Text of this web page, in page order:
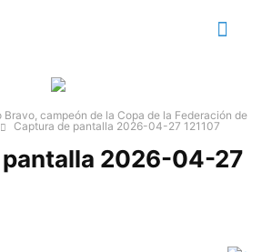
Bravo, campeón de la Copa de la Federación de
Captura de pantalla 2026-04-27 121107
2026-04-27